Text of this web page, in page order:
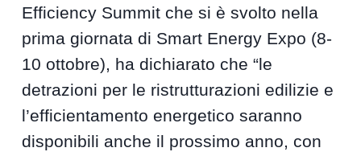
Efficiency Summit che si è svolto nella
prima giornata di Smart Energy Expo (8-
10 ottobre), ha dichiarato che “le
detrazioni per le ristrutturazioni edilizie e
l’efficientamento energetico saranno
disponibili anche il prossimo anno, con